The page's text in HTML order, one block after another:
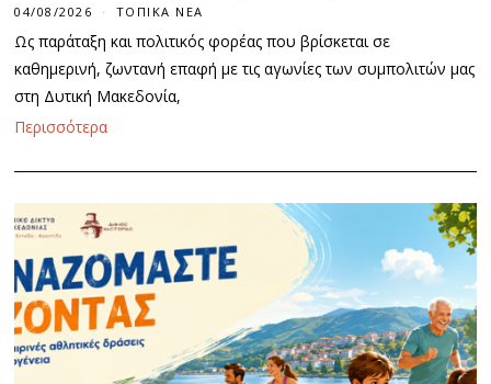
04/08/2026 ΤΟΠΙΚΆ ΝΈΑ
Ως παράταξη και πολιτικός φορέας που βρίσκεται σε
καθημερινή, ζωντανή επαφή με τις αγωνίες των συμπολιτών μας
στη Δυτική Μακεδονία,
Περισσότερα